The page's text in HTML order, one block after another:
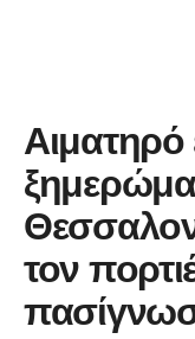
Αιματηρό
τον